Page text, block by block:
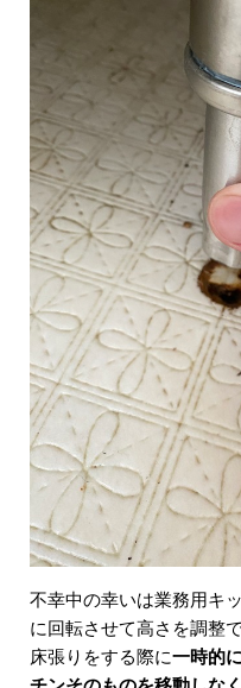
不幸中の幸いは業務用キ
に回転させて高さを調整
床張りをする際に一時的